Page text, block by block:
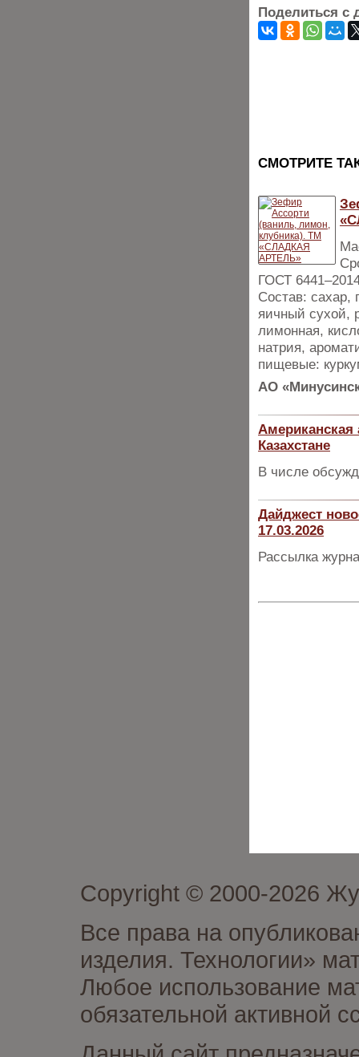
Поделиться с
CМОТРИТЕ
ГОСТ
Состав: сахар,
яичный сухой,
лимонная,
натрия,
пищевые:
АО
Американская
Казахстане
В числе
Дайджест
17.03.2026
Рассылка
Copyright © 2000-2026
Все права на
изделия. Технологии»
Любое использование
обязательной активной